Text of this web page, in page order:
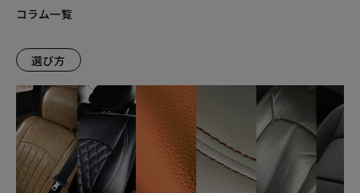
コラム一覧
選び方